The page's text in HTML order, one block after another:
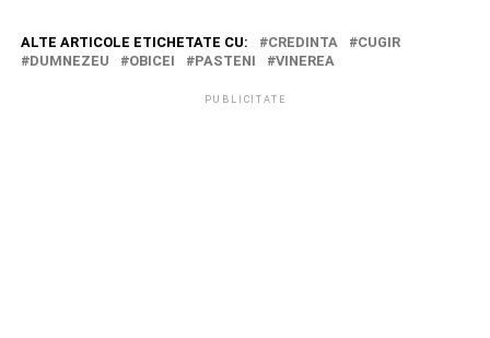
ALTE ARTICOLE ETICHETATE CU: CREDINTA
CUGIR
DUMNEZEU
OBICEI PASTENI VINEREA
PUBLICITATE